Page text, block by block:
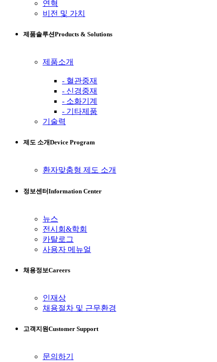
연혁
비전 및 가치
제품솔루션 Products & Solutions
제품소개
- 혈관중재
- 신경중재
- 소화기계
- 기타제품
기술력
제도 소개Device Program
환자맞춤형 제도 소개
정보센터Information Center
뉴스
전시회&학회
카탈로그
사용자 메뉴얼
채용정보Careers
인재상
채용절차 및 근무환경
고객지원Customer Support
문의하기